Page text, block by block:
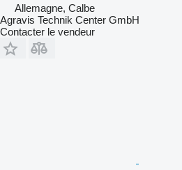
Allemagne, Calbe
Agravis Technik Center GmbH
Contacter le vendeur